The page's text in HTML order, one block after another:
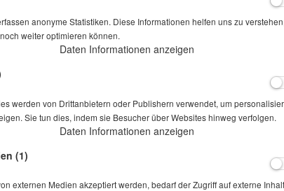
Artikelnr.: 20-00710
mit Magnetspannvorrichtung, Drehzahlregelung und
Preis auf Anfrage*
Lieferbar in auf Anfrage
Stk.
anonyme Statistiken. Diese Informationen helfen uns zu
weiter optimieren können.
Daten Informationen anzeigen
werden von Drittanbietern oder Publishern verwendet, um
Sie tun dies, indem sie Besucher über Websites hinweg verfolgen.
Daten Informationen anzeigen
(1)
externen Medien akzeptiert werden, bedarf der Zugriff auf externe